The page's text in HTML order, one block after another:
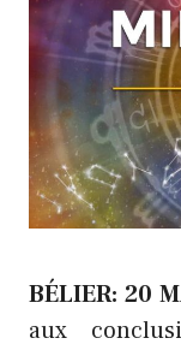
BÉLIER: 20
aux